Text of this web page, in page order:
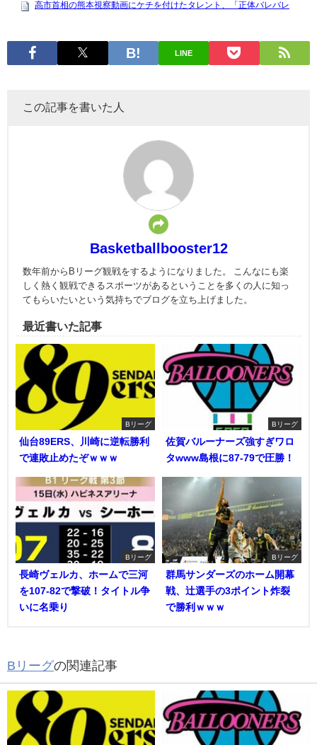
LINE
この記事を書いた人
Basketballbooster12
数年前からBリーグ観戦をするようになりました。 こんなにも楽
しく熱く観戦できるスポーツがあるということを多くの人に知っ
てもらいたいという気持ちでブログを立ち上げました。
最近書いた記事
Bリーグ
仙台89ERS、川崎に逆転勝利
で連敗止めたぞｗｗｗ
Bリーグ
佐賀バルーナーズ強すぎワロ
タwww島根に87-79で圧勝！
Bリーグ
長崎ヴェルカ、ホームで三河
を107-82で撃破！タイトル争
いに名乗り
Bリーグ
群馬サンダーズのホーム開幕
戦、辻選手の3ポイント炸裂
で勝利ｗｗｗ
Bリーグの関連記事